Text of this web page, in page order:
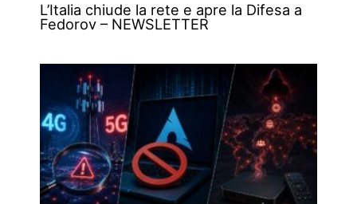
L’Italia chiude la rete e apre la Difesa a
Fedorov – NEWSLETTER